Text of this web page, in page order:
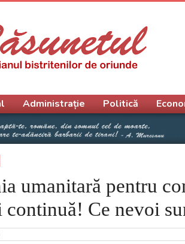
umanitară pentru
continuă! Ce nevoi
Administrație Politică